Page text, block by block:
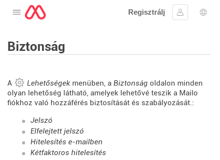
Nyissa meg a menüt
Regisztrálj
Biztonság
A Lehetőségek menüben, a Biztonság oldalon minden
olyan lehetőség látható, amelyek lehetővé teszik a Mailo
fiókhoz való hozzáférés biztosítását és szabályozását.:
Jelszó
Elfelejtett jelszó
Hitelesítés e-mailben
Kétfaktoros hitelesítés